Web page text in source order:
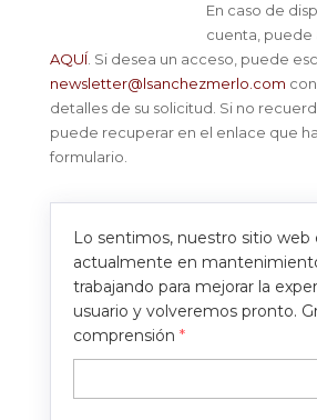
En caso de
cuenta,
AQUÍ. Si desea un acceso, puede
newsletter@lsanchezmerlo.com
detalles de su solicitud. Si no
puede recuperar en el enlace que
formulario.
Lo sentimos, nuestro sitio web
actualmente en
trabajando para mejorar la
usuario y volveremos pronto.
comprensión *